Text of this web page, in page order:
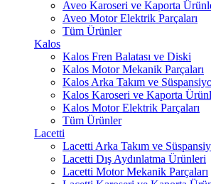
Aveo Karoseri ve Kaporta
Aveo Motor Elektrik Parçaları
Tüm Ürünler
Kalos
Kalos Fren Balatası ve Diski
Kalos Motor Mekanik Parçaları
Kalos Arka Takım ve
Kalos Karoseri ve Kaporta
Kalos Motor Elektrik Parçaları
Tüm Ürünler
Lacetti
Lacetti Arka Takım ve
Lacetti Dış Aydınlatma Ürünleri
Lacetti Motor Mekanik Parçaları